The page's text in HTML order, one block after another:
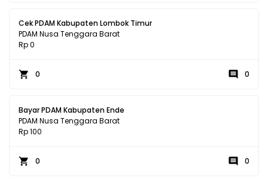
Cek PDAM Kabupaten Lombok Timur
PDAM Nusa Tenggara Barat
Rp 0
0 0
Bayar PDAM Kabupaten Ende
PDAM Nusa Tenggara Barat
Rp 100
0 0